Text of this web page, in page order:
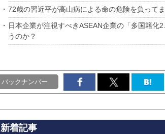
72歳の習近平が高山病による命の危険を負って
日本企業が注視すべきASEAN企業の「多国籍
うのか？
バックナンバー
新着記事